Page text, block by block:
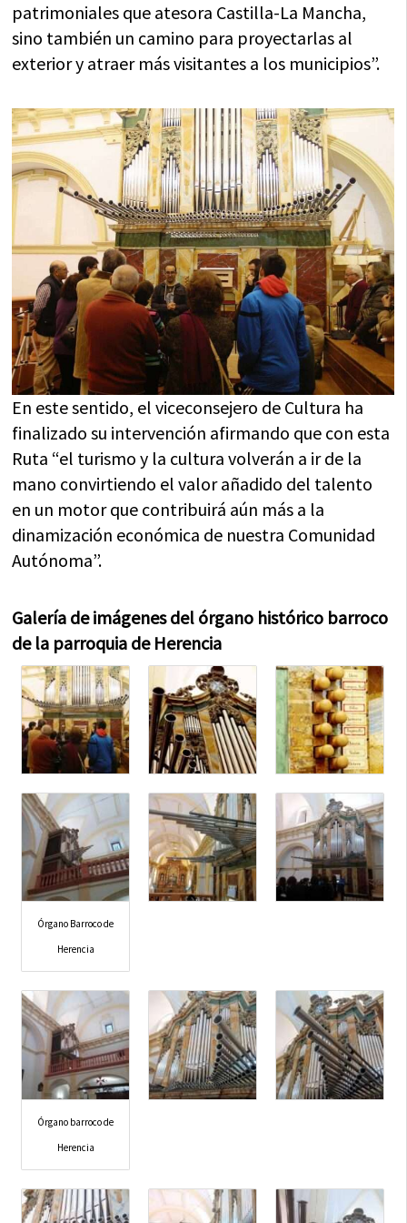
patrimoniales que atesora Castilla-La Mancha,
sino también un camino para proyectarlas al
exterior y atraer más visitantes a los municipios”.
En este sentido, el viceconsejero de Cultura ha
finalizado su intervención afirmando que con esta
Ruta “el turismo y la cultura volverán a ir de la
mano convirtiendo el valor añadido del talento
en un motor que contribuirá aún más a la
dinamización económica de nuestra Comunidad
Autónoma”.
Galería de imágenes del órgano histórico barroco
de la parroquia de Herencia
Órgano Barroco de
Herencia
Órgano barroco de
Herencia